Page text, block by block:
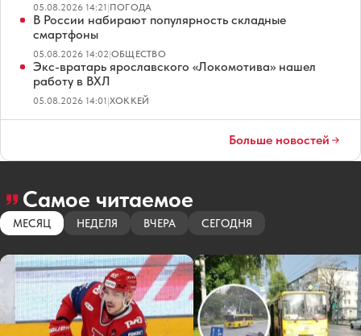
05.08.2026 14:21|ПОГОДА
В России набирают популярность складные
смартфоны
05.08.2026 14:02|ОБЩЕСТВО
Экс-вратарь ярославского «Локомотива» нашел
работу в ВХЛ
05.08.2026 14:01|ХОККЕЙ
Больше новостей
Самое читаемое
МЕСЯЦ НЕДЕЛЯ ВЧЕРА СЕГОДНЯ